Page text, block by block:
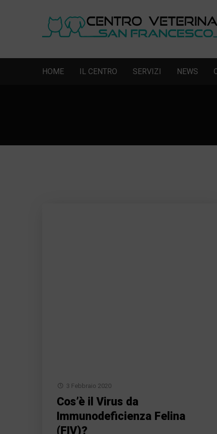
HOME IL CENTRO SERVIZI NEWS
3 Febbraio 2020
Cos’è il Virus da
Immunodeficienza Felina
(FIV)?